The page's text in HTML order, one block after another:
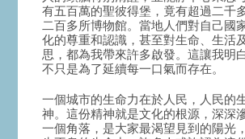
有五百萬的聖彼得堡，竟有超過二千
二百多所博物館。當地人們對自己國
化的尊重和認識，甚至對生命、生活
思，都為我帶來許多啟發。這讓我明
不只是為了延續每一口氣而存在。
一個城市的生命力在於人民，人民的
神。這份精神就是文化的根源，深深
一個角落，是大家最渴望見到的陽光